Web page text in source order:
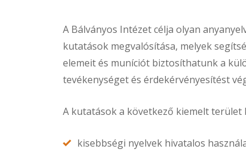
A Bálványos Intézet célja olyan
kutatások megvalósítása, melyek
elemeit és muníciót biztosíthatunk a
tevékenységet és érdekérvényesítést
A kutatások a következő kiemelt terület
kisebbségi nyelvek hivatalos